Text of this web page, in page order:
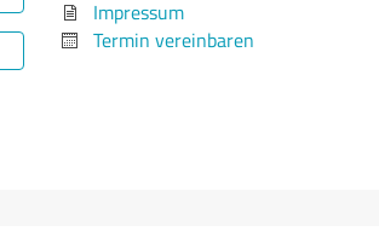
Impressum
Termin vereinbaren